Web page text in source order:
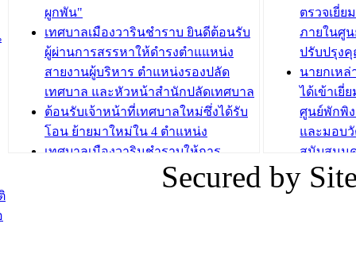
ระยะสั้น ประจำปี 2568 (หลักสูตรการ
ถักทอผลิตภัณฑ์จากถุงพลาสติก)
บทความ อื่นๆ ...
เทศบาลเ
ปรึกษาห
วัยของอ
บทความ อื่นๆ ...
ผูกพัน"
เทศบาลเมืองวารินชำราบ ยินดีต้อนรับ
ผู้ผ่านการสรรหาให้ดำรงตำแแหน่ง
สายงานผู้บริหาร ตำแหน่งรองปลัด
เทศบาล และหัวหน้าสำนักปลัดเทศบาล
ต้อนรับเจ้าหน้าที่เทศบาลใหม่ซึ่งได้รับ
โอน ย้ายมาใหม่ใน 4 ตำแหน่ง
เทศบาลเมืองวารินชำราบให้การ
ต้อนรับพนักงานเทศบาลผู้ผ่านการ
สรรหาให้ดำรงตำแหน่งสายงานผู้
ตรวจเยี่ย
ภายในศู
ปรับปรุง
นายกเห
ได้เข้าเยี่
ศูนย์พักพิ
และมอบ
สนับสนุน
ภัยน้ำท่วม
ภาพบรร
Secured by